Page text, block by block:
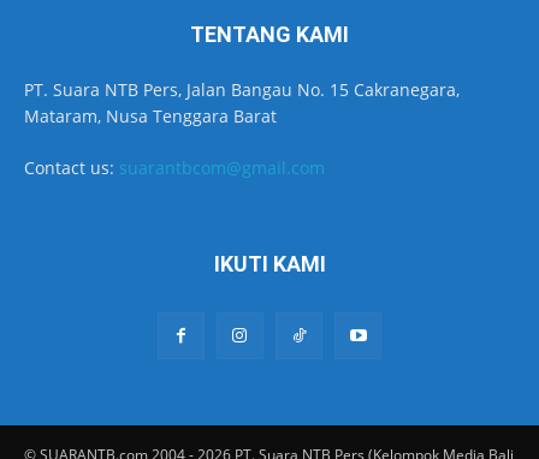
TENTANG KAMI
PT. Suara NTB Pers, Jalan Bangau No. 15 Cakranegara,
Mataram, Nusa Tenggara Barat
Contact us: suarantbcom@gmail.com
IKUTI KAMI